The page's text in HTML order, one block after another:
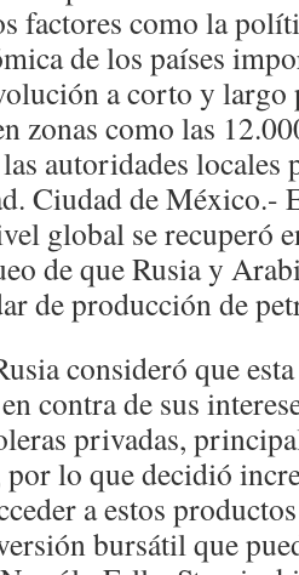
factores como la
de los países
a corto y largo
zonas como las
autoridades
Ciudad de México.-
global se recuperó
de que Rusia y
de producción de
consideró que
contra de sus
privadas,
por lo que decidió
a estos
bursátil que